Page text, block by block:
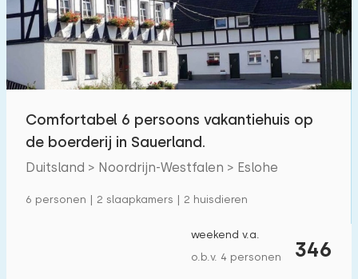
Comfortabel 6 persoons vakantiehuis op
de boerderij in Sauerland.
Duitsland > Noordrijn-Westfalen > Eslohe
6 personen | 2 slaapkamers | 2 huisdieren
346
weekend v.a.
o.b.v. 4 personen